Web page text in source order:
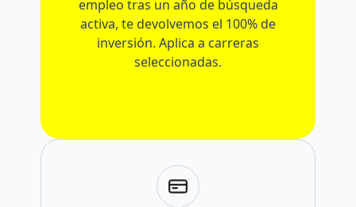
empleo tras un año de búsqueda
activa, te devolvemos el 100% de
inversión. Aplica a carreras
seleccionadas.